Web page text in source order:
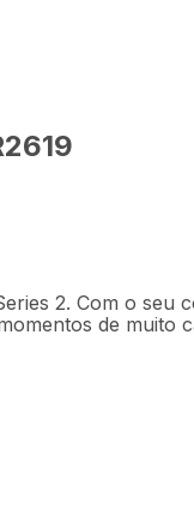
técnica
2. Com o seu
de muito